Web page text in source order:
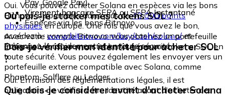
Pay, Google Pay)
Virement bancaire SEPA ou SEPA Instantané
Espèces via les bons Bitnovo
Oui. Vous pouvez acheter Solana en espèces via les bons
Bitnovo, disponibles dans plus de40 000 points
physiquesen Europe. Une fois que vous avez le bon,
accédez à : www.bitnovo.com/buy/cash/solana/et
échangez-le rapidement et en toute sécurité.
Où puis-je stocker mes tokens SOL ?
Avec votre compte Bitnovo, vous obtenez un portefeuille
intégré où vous pouvez stocker et gérer vos tokens SOL en
toute sécurité. Vous pouvez également les envoyer vers un
portefeuille externe compatible avec Solana, comme
Phantom, Solflare ou Ledger.
Dois-je vérifier mon identité pour acheter SOL
?
Oui. En raison des réglementations légales, il est
obligatoire de vérifier votre identité avant d'acheter des
Que dois-je considérer avant d'acheter Solana